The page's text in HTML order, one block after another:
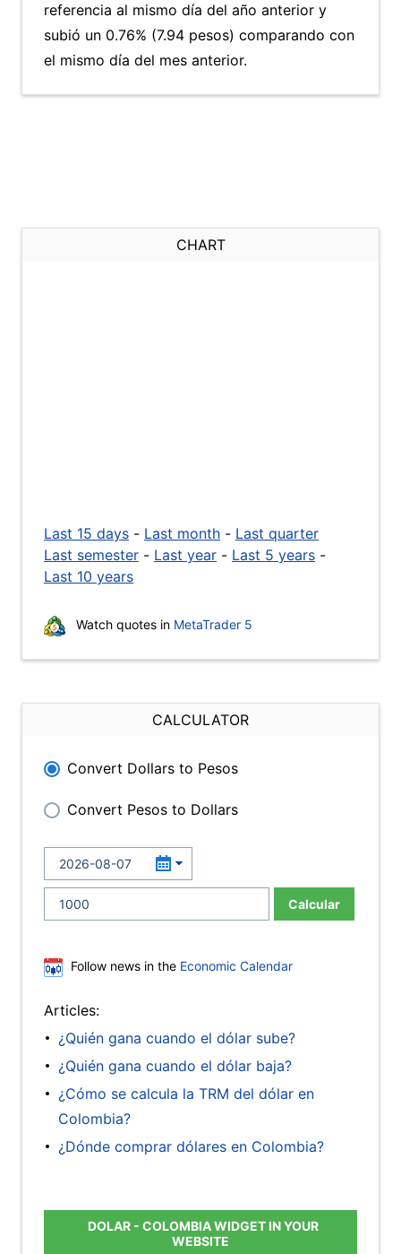
referencia al mismo día del año anterior y
subió un 0.76% (7.94 pesos) comparando con
el mismo día del mes anterior.
CHART
Last 15 days - Last month - Last quarter
Last semester - Last year - Last 5 years -
Last 10 years
Watch quotes in MetaTrader 5
CALCULATOR
Convert Dollars to Pesos
Convert Pesos to Dollars
Calcular
Follow news in the Economic Calendar
Articles:
¿Quién gana cuando el dólar sube?
¿Quién gana cuando el dólar baja?
¿Cómo se calcula la TRM del dólar en
Colombia?
¿Dónde comprar dólares en Colombia?
DOLAR - COLOMBIA WIDGET IN YOUR
WEBSITE